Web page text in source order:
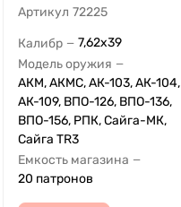
Артикул 72225
Калибр — 7,62x39
Модель оружия —
АКМ, АКМС, АК-103, АК-104,
АК-109, ВПО-126, ВПО-136,
ВПО-156, РПК, Сайга-МК,
Сайга TR3
Емкость магазина —
20 патронов